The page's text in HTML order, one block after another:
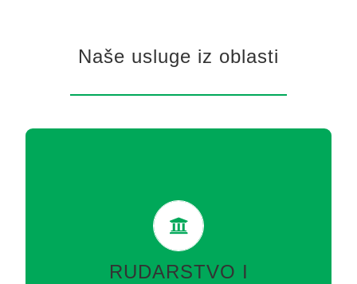
Naše usluge iz oblasti
RUDARSTVO I
Izrada svih vrsta rudarskih projekata, stručnih
analiza, elaborata, studija, feasibility studija iz